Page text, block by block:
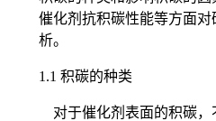
催化剂抗积碳性能等方面
析。
1.1 积碳的种类
对于催化剂表面的积碳，